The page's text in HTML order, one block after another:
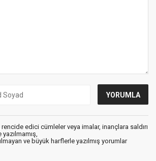
edici cümleler veya imalar, inançlara saldırı
ve büyük harflerle yazılmış yorumlar